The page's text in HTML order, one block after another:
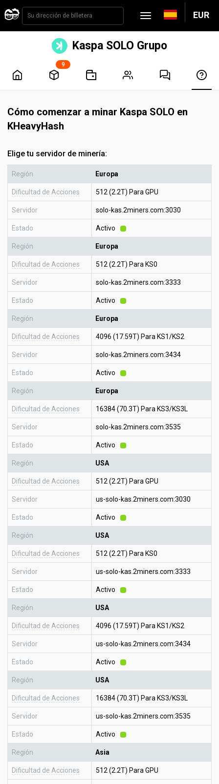
EUR
Kaspa SOLO Grupo
9
Cómo comenzar a minar Kaspa SOLO en
KHeavyHash
Elige tu servidor de minería:
Región Europa
Dificultad de Acciones 512 (2.2T) Para GPU
Servidor solo-kas.2miners.com:3030
Estado Activo
Región Europa
Dificultad de Acciones 512 (2.2T) Para KS0
Servidor solo-kas.2miners.com:3333
Estado Activo
Región Europa
Dificultad de Acciones 4096 (17.59T) Para KS1/KS2
Servidor solo-kas.2miners.com:3434
Estado Activo
Región Europa
Dificultad de Acciones 16384 (70.3T) Para KS3/KS3L
Servidor solo-kas.2miners.com:3535
Estado Activo
Región USA
Dificultad de Acciones 512 (2.2T) Para GPU
Servidor us-solo-kas.2miners.com:3030
Estado Activo
Región USA
Dificultad de Acciones 512 (2.2T) Para KS0
Servidor us-solo-kas.2miners.com:3333
Estado Activo
Región USA
Dificultad de Acciones 4096 (17.59T) Para KS1/KS2
Servidor us-solo-kas.2miners.com:3434
Estado Activo
Región USA
Dificultad de Acciones 16384 (70.3T) Para KS3/KS3L
Servidor us-solo-kas.2miners.com:3535
Estado Activo
Región Asia
Dificultad de Acciones 512 (2.2T) Para GPU